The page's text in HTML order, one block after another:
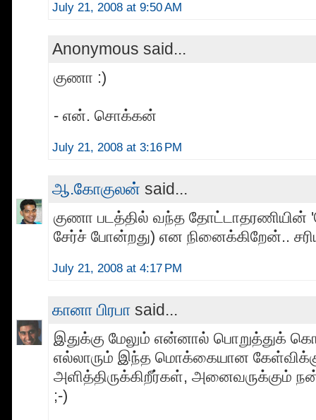
July 21, 2008 at 9:50 AM
Anonymous said...
குணா :)
- என். சொக்கன்
July 21, 2008 at 3:16 PM
ஆ.கோகுலன் said...
குணா படத்தில் வந்த தோட்டாதரணியின்
சேர்ச் போன்றது) என நினைக்கிறேன்..
July 21, 2008 at 4:17 PM
கானா பிரபா said...
இதுக்கு மேலும் என்னால் பொறுத்துக்
எல்லாரும் இந்த மொக்கையான
அளித்திருக்கிறீர்கள், அனைவருக்கும்
;-)